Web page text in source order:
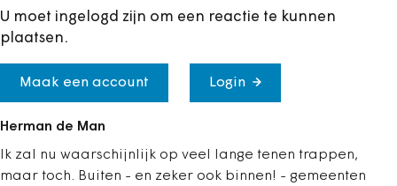
U moet ingelogd zijn om een reactie te kunnen
plaatsen.
Maak een account Login
Herman de Man
Ik zal nu waarschijnlijk op veel lange tenen trappen,
maar toch. Buiten - en zeker ook binnen! - gemeenten